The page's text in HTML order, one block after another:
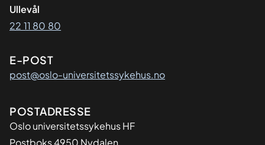
Ullevål
22 11 80 80
E-POST
post@oslo-universitetssykehus.no
Adresse
POSTADRESSE
Oslo universitetssykehus HF
Postboks 4950 Nydalen